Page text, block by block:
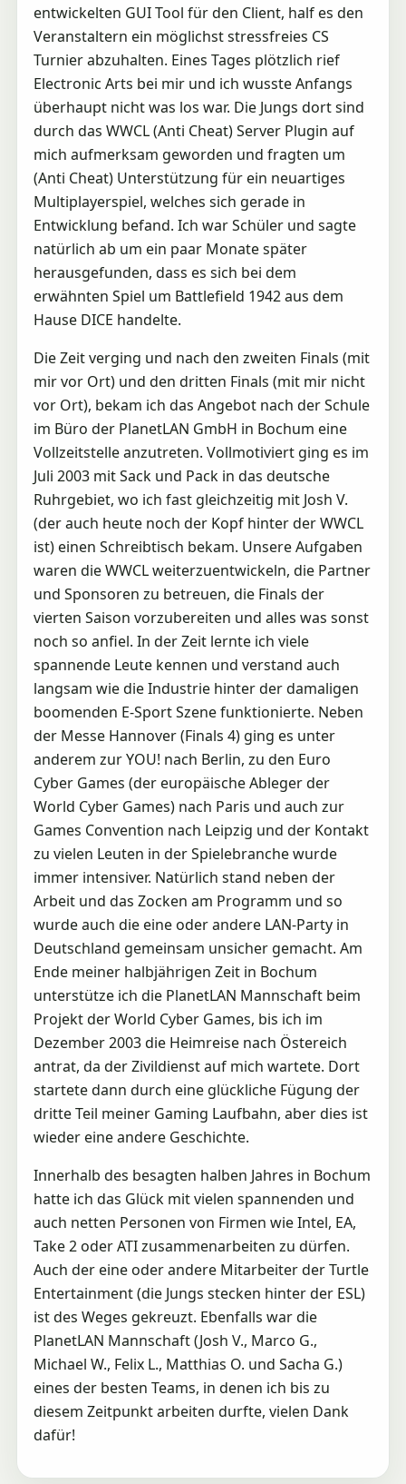
entwickelten GUI Tool für den Client, half es den
Veranstaltern ein möglichst stressfreies CS
Turnier abzuhalten. Eines Tages plötzlich rief
Electronic Arts bei mir und ich wusste Anfangs
überhaupt nicht was los war. Die Jungs dort sind
durch das WWCL (Anti Cheat) Server Plugin auf
mich aufmerksam geworden und fragten um
(Anti Cheat) Unterstützung für ein neuartiges
Multiplayerspiel, welches sich gerade in
Entwicklung befand. Ich war Schüler und sagte
natürlich ab um ein paar Monate später
herausgefunden, dass es sich bei dem
erwähnten Spiel um Battlefield 1942 aus dem
Hause DICE handelte.
Die Zeit verging und nach den zweiten Finals (mit
mir vor Ort) und den dritten Finals (mit mir nicht
vor Ort), bekam ich das Angebot nach der Schule
im Büro der PlanetLAN GmbH in Bochum eine
Vollzeitstelle anzutreten. Vollmotiviert ging es im
Juli 2003 mit Sack und Pack in das deutsche
Ruhrgebiet, wo ich fast gleichzeitig mit Josh V.
(der auch heute noch der Kopf hinter der WWCL
ist) einen Schreibtisch bekam. Unsere Aufgaben
waren die WWCL weiterzuentwickeln, die Partner
und Sponsoren zu betreuen, die Finals der
vierten Saison vorzubereiten und alles was sonst
noch so anfiel. In der Zeit lernte ich viele
spannende Leute kennen und verstand auch
langsam wie die Industrie hinter der damaligen
boomenden E-Sport Szene funktionierte. Neben
der Messe Hannover (Finals 4) ging es unter
anderem zur YOU! nach Berlin, zu den Euro
Cyber Games (der europäische Ableger der
World Cyber Games) nach Paris und auch zur
Games Convention nach Leipzig und der Kontakt
zu vielen Leuten in der Spielebranche wurde
immer intensiver. Natürlich stand neben der
Arbeit und das Zocken am Programm und so
wurde auch die eine oder andere LAN-Party in
Deutschland gemeinsam unsicher gemacht. Am
Ende meiner halbjährigen Zeit in Bochum
unterstütze ich die PlanetLAN Mannschaft beim
Projekt der World Cyber Games, bis ich im
Dezember 2003 die Heimreise nach Östereich
antrat, da der Zivildienst auf mich wartete. Dort
startete dann durch eine glückliche Fügung der
dritte Teil meiner Gaming Laufbahn, aber dies ist
wieder eine andere Geschichte.
Innerhalb des besagten halben Jahres in Bochum
hatte ich das Glück mit vielen spannenden und
auch netten Personen von Firmen wie Intel, EA,
Take 2 oder ATI zusammenarbeiten zu dürfen.
Auch der eine oder andere Mitarbeiter der Turtle
Entertainment (die Jungs stecken hinter der ESL)
ist des Weges gekreuzt. Ebenfalls war die
PlanetLAN Mannschaft (Josh V., Marco G.,
Michael W., Felix L., Matthias O. und Sacha G.)
eines der besten Teams, in denen ich bis zu
diesem Zeitpunkt arbeiten durfte, vielen Dank
dafür!